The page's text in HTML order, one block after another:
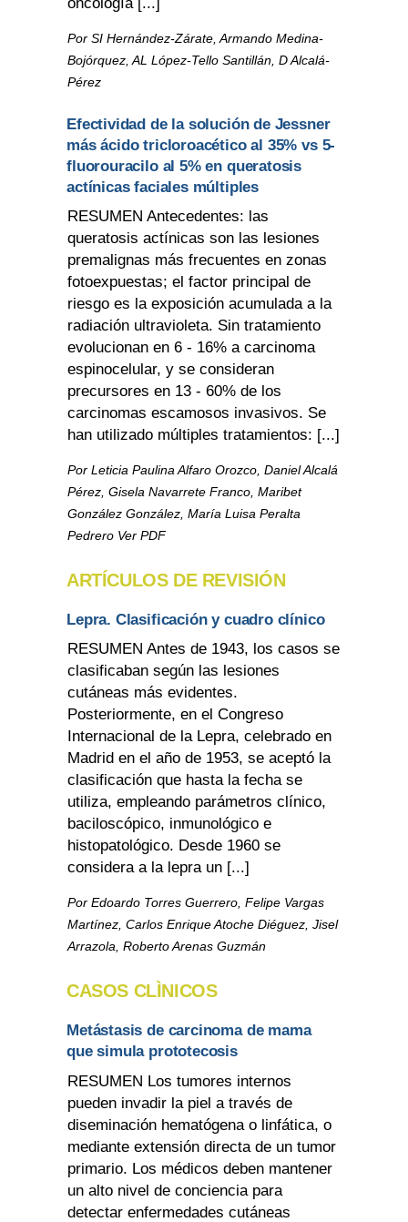
Por SI Hernández-Zárate, Armando Medina-
Bojórquez, AL López-Tello Santillán, D Alcalá-
Pérez
Efectividad de la solución de Jessner
más ácido tricloroacético al 35% vs 5-
fluorouracilo al 5% en queratosis
actínicas faciales múltiples
RESUMEN Antecedentes: las
queratosis actínicas son las lesiones
premalignas más frecuentes en zonas
fotoexpuestas; el factor principal de
riesgo es la exposición acumulada a la
radiación ultravioleta. Sin tratamiento
evolucionan en 6 - 16% a carcinoma
espinocelular, y se consideran
precursores en 13 - 60% de los
carcinomas escamosos invasivos. Se
han utilizado múltiples tratamientos: [...]
Por Leticia Paulina Alfaro Orozco, Daniel Alcalá
Pérez, Gisela Navarrete Franco, Maribet
González González, María Luisa Peralta
Pedrero Ver PDF
ARTÍCULOS DE REVISIÓN
Lepra. Clasificación y cuadro clínico
RESUMEN Antes de 1943, los casos se
clasificaban según las lesiones
cutáneas más evidentes.
Posteriormente, en el Congreso
Internacional de la Lepra, celebrado en
Madrid en el año de 1953, se aceptó la
clasificación que hasta la fecha se
utiliza, empleando parámetros clínico,
baciloscópico, inmunológico e
histopatológico. Desde 1960 se
considera a la lepra un [...]
Por Edoardo Torres Guerrero, Felipe Vargas
Martínez, Carlos Enrique Atoche Diéguez, Jisel
Arrazola, Roberto Arenas Guzmán
CASOS CLÌNICOS
Metástasis de carcinoma de mama
que simula prototecosis
RESUMEN Los tumores internos
pueden invadir la piel a través de
diseminación hematógena o linfática, o
mediante extensión directa de un tumor
primario. Los médicos deben mantener
un alto nivel de conciencia para
detectar enfermedades cutáneas